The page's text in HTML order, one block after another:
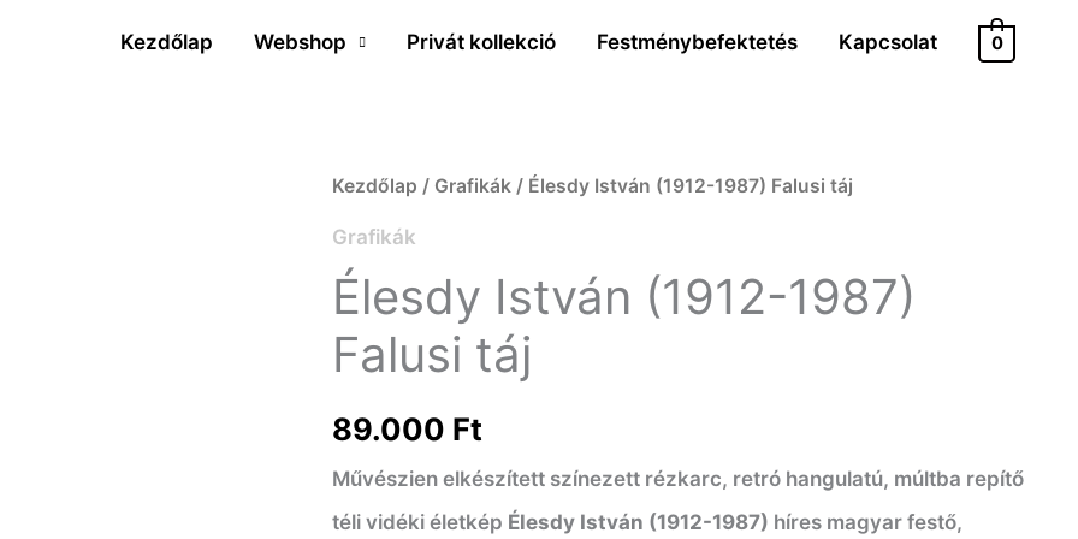
Kezdőlap Webshop Privát kollekció Festménybefektetés Kapcsolat 0
Kezdőlap / Grafikák / Élesdy István (1912-1987) Falusi táj
Grafikák
Élesdy István (1912-1987)
Falusi táj
89.000 Ft
Művészien elkészített színezett rézkarc, retró hangulatú, múltba repítő
téli vidéki életkép Élesdy István (1912-1987) híres magyar festő,
Élesdy
István
(1912-
1987)
Falusi
mennyiség